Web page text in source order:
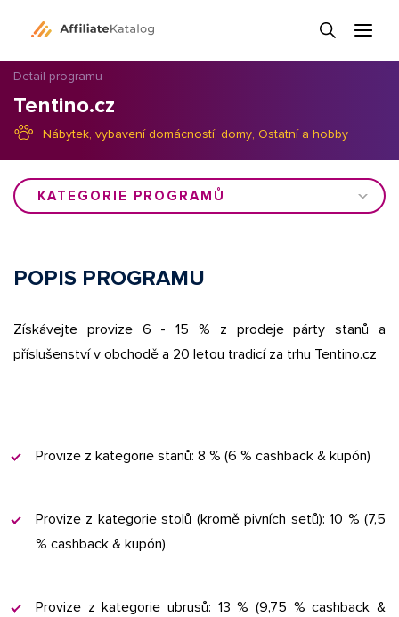
Detail programu
Tentino.cz
Nábytek, vybavení domácností, domy, Ostatní a hobby
KATEGORIE PROGRAMŮ
POPIS PROGRAMU
Získávejte provize 6 - 15 % z prodeje párty stanů a
příslušenství v obchodě a 20 letou tradicí za trhu Tentino.cz
Provize z kategorie stanů: 8 % (6 % cashback & kupón)
Provize z kategorie stolů (kromě pivních setů): 10 % (7,5
% cashback & kupón)
Provize z kategorie ubrusů: 13 % (9,75 % cashback &